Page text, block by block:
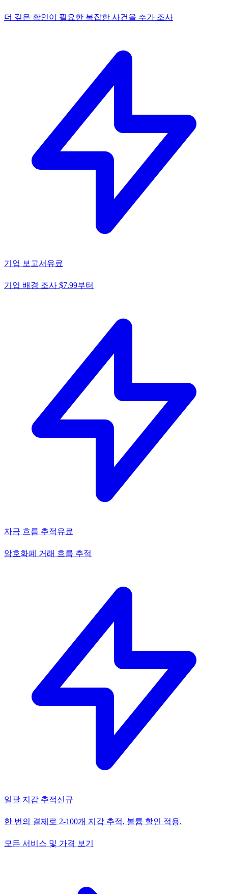
더 깊은 확인이 필요한 복잡한 사건을 추가 조사
기업 보고서 유료
기업 배경 조사 $7.99부터
자금 흐름 추적유료
암호화폐 거래 흐름 추적
일괄 지갑 추적신규
한 번의 결제로 2-100개 지갑 추적, 볼륨 할인 적용.
모든 서비스 및 가격 보기